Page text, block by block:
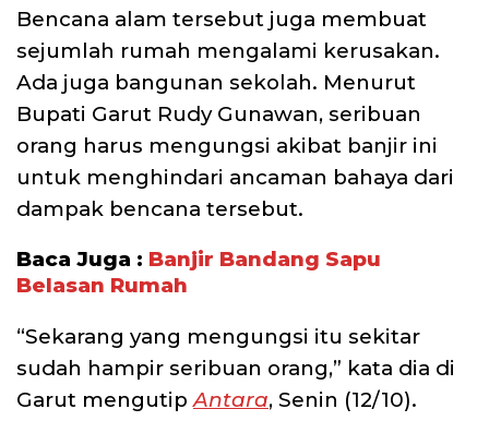
Bencana alam tersebut juga membuat
sejumlah rumah mengalami kerusakan.
Ada juga bangunan sekolah. Menurut
Bupati Garut Rudy Gunawan, seribuan
orang harus mengungsi akibat banjir ini
untuk menghindari ancaman bahaya dari
dampak bencana tersebut.
Baca Juga : Banjir Bandang Sapu
Belasan Rumah
“Sekarang yang mengungsi itu sekitar
sudah hampir seribuan orang,” kata dia di
Garut mengutipAntara, Senin (12/10).